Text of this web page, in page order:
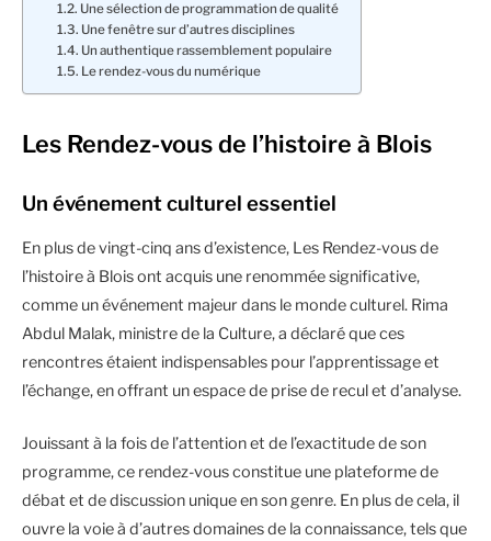
Une sélection de programmation de qualité
Une fenêtre sur d’autres disciplines
Un authentique rassemblement populaire
Le rendez-vous du numérique
Les Rendez-vous de l’histoire à Blois
Un événement culturel essentiel
En plus de vingt-cinq ans d’existence, Les Rendez-vous de
l’histoire à Blois ont acquis une renommée significative,
comme un événement majeur dans le monde culturel. Rima
Abdul Malak, ministre de la Culture, a déclaré que ces
rencontres étaient indispensables pour l’apprentissage et
l’échange, en offrant un espace de prise de recul et d’analyse.
Jouissant à la fois de l’attention et de l’exactitude de son
programme, ce rendez-vous constitue une plateforme de
débat et de discussion unique en son genre. En plus de cela, il
ouvre la voie à d’autres domaines de la connaissance, tels que